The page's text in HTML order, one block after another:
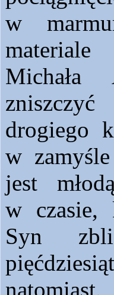
w
Michała
drogiego
w
jest
w czasie,
Syn